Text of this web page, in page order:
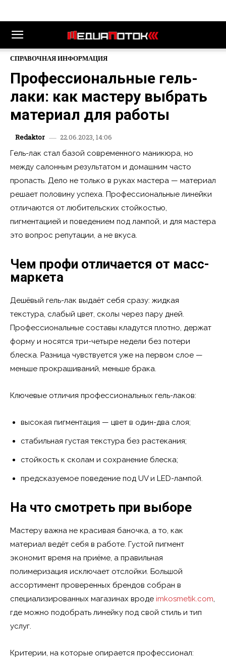
СПРАВОЧНАЯ ИНФОРМАЦИЯ
Профессиональные гель-
лаки: как мастеру выбрать
материал для работы
Redaktor
22.06.2023, 14:06
Гель-лак стал базой современного маникюра, но
между салонным результатом и домашним часто
пропасть. Дело не только в руках мастера — материал
решает половину успеха. Профессиональные линейки
отличаются от любительских стойкостью,
пигментацией и поведением под лампой, и для мастера
это вопрос репутации, а не вкуса.
Чем профи отличается от масс-
маркета
Дешёвый гель-лак выдаёт себя сразу: жидкая
текстура, слабый цвет, сколы через пару дней.
Профессиональные составы кладутся плотно, держат
форму и носятся три-четыре недели без потери
блеска. Разница чувствуется уже на первом слое —
меньше прокрашиваний, меньше брака.
Ключевые отличия профессиональных гель-лаков:
высокая пигментация — цвет в один-два слоя;
стабильная густая текстура без растекания;
стойкость к сколам и сохранение блеска;
предсказуемое поведение под UV и LED-лампой.
На что смотреть при выборе
Мастеру важна не красивая баночка, а то, как
материал ведёт себя в работе. Густой пигмент
экономит время на приёме, а правильная
полимеризация исключает отслойки. Большой
ассортимент проверенных брендов собран в
специализированных магазинах вроде imkosmetik.com,
где можно подобрать линейку под свой стиль и тип
услуг.
Критерии, на которые опирается профессионал: